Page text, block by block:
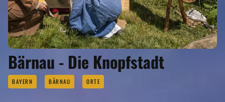
Bärnau - Die Knopfstadt
BAYERN BÄRNAU ORTE